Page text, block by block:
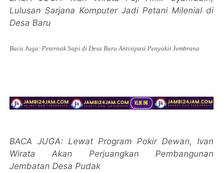
Lulusan Sarjana Komputer Jadi Petani Milenial di
Desa Baru
Baca Juga: Peternak Sapi di Desa Baru Antisipasi Penyakit Jembrana
BACA JUGA: Lewat Program Pokir Dewan, Ivan
Wirata Akan Perjuangkan Pembangunan
Jembatan Desa Pudak